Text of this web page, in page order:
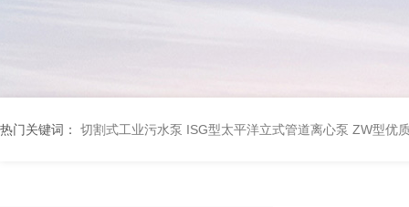
热门关键词： 切割式工业污水泵 ISG型太平洋立式管道离心泵 ZW型优